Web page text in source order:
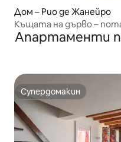
Дом – Рио де Жанейро
Къщата на дърво –
Апартаменти
Супердомакин
Супердомакин